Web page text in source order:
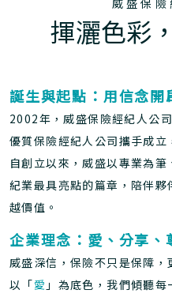
威盛保險
揮灑色彩
誕生與起點：用信念開
2002年，威盛保險經紀人公
優質保險經紀人公司攜手成立
自創立以來，威盛以專業為
紀業最具亮點的篇章，陪伴
越價值。
企業理念：愛、分享、
威盛深信，保險不只是保障，
以「愛 」為底色，我們傾聽